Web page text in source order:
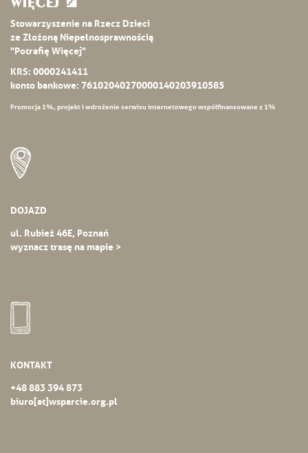
Stowarzyszenie na Rzecz Dzieci
ze Złożoną Niepełnosprawnością
"Potrafię Więcej"
KRS: 0000241411
konto bankowe: 76102040270000140203910585
Promocja 1%, projekt i wdrożenie serwisu internetowego współfinansowane z 1%
DOJAZD
ul. Rubież 46E, Poznań
wyznacz trasę na mapie >
KONTAKT
+48 883 394 873
biuro[at]wsparcie.org.pl